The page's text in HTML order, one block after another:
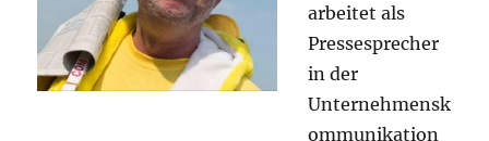
arbeitet als
Pressesprecher
in der
Unternehmensk
ommunikation